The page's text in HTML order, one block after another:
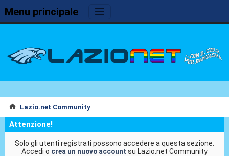
Menu principale
Lazio.net Community
Attenzione!
Solo gli utenti registrati possono accedere a questa sezione.
Accedi o crea un nuovo account su Lazio.net Community